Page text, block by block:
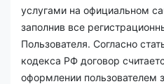
услугами на официальном
заполнив все
Пользователя. Согласно
кодекса РФ договор
оформлении пользователем